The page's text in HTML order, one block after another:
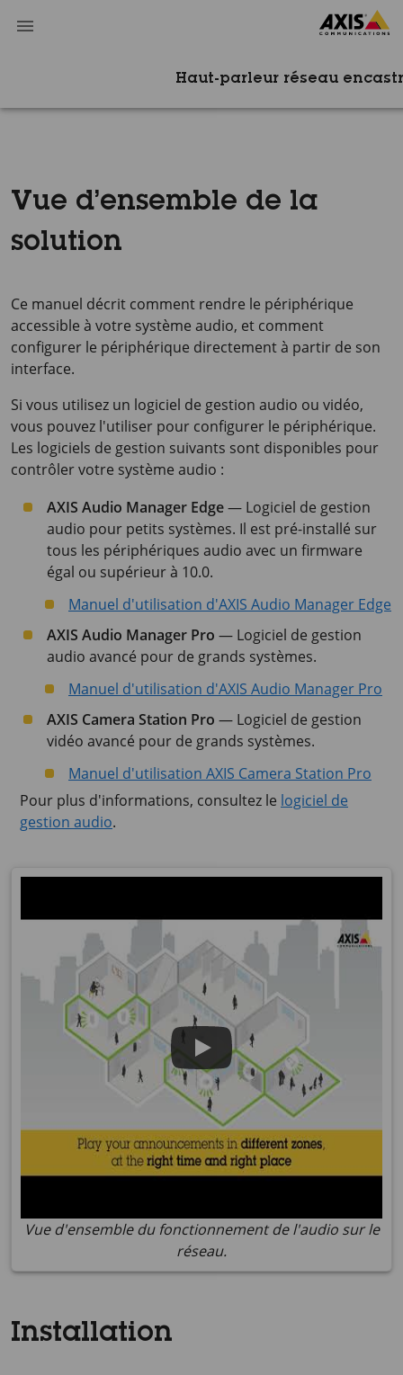
Haut-parleur réseau
Vue d’ensemble de la
solution
Ce manuel décrit comment rendre le périphérique
accessible à votre système audio, et comment
configurer le périphérique directement à partir de son
interface.
Si vous utilisez un logiciel de gestion audio ou vidéo,
vous pouvez l'utiliser pour configurer le périphérique.
Les logiciels de gestion suivants sont disponibles pour
contrôler votre système audio :
AXIS Audio Manager Edge— Logiciel de gestion
audio pour petits systèmes. Il est pré-installé sur
tous les périphériques audio avec un firmware
égal ou supérieur à 10.0.
Manuel d'utilisation d'AXIS Audio Manager Edge
AXIS Audio Manager Pro — Logiciel de gestion
audio avancé pour de grands systèmes.
Manuel d'utilisation d'AXIS Audio Manager Pro
AXIS Camera Station Pro — Logiciel de gestion
vidéo avancé pour de grands systèmes.
Manuel d'utilisation AXIS Camera Station Pro
Pour plus d'informations, consultez le logiciel de
gestion audio.
Vue d'ensemble du fonctionnement de l'audio sur le
réseau.
Installation